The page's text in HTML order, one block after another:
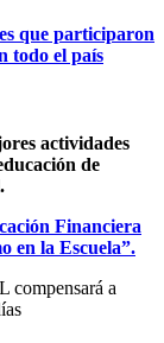
que participaron
todo el país
actividades
de
Financiera
en la Escuela”.